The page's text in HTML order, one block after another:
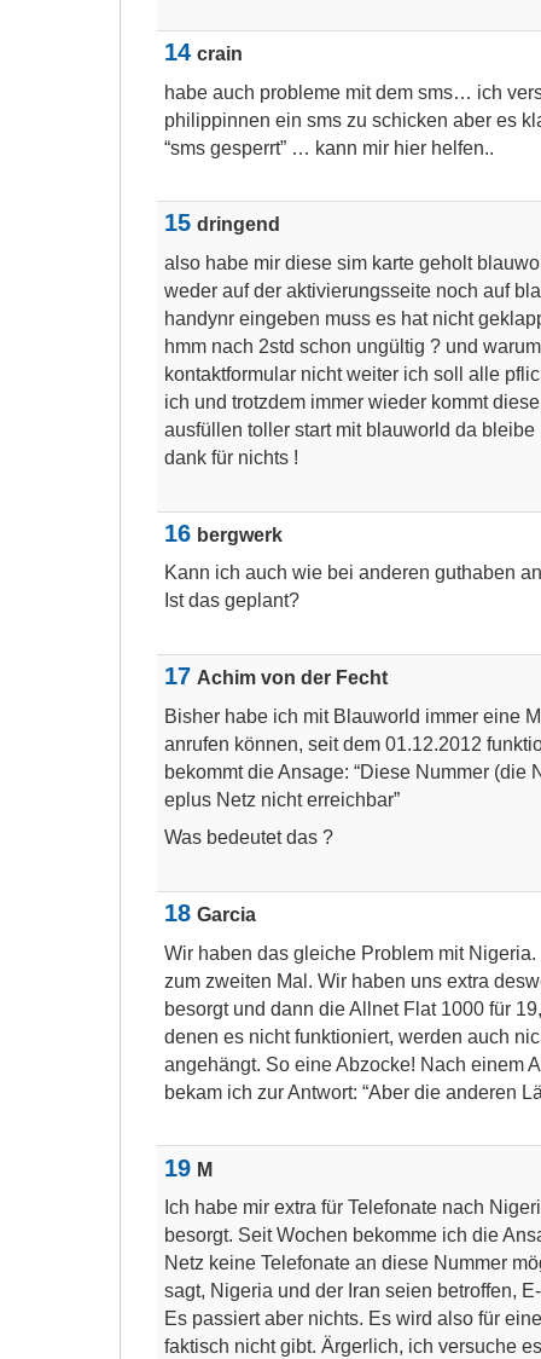
14 crain
habe auch probleme mit dem sms… ich
philippinnen ein sms zu schicken aber es
“sms gesperrt” … kann mir hier helfen..
15 dringend
also habe mir diese sim karte geholt
weder auf der aktivierungsseite noch auf
handynr eingeben muss es hat nicht
hmm nach 2std schon ungültig ? und
kontaktformular nicht weiter ich soll alle
ich und trotzdem immer wieder kommt
ausfüllen toller start mit blauworld da
dank für nichts !
16 bergwerk
Kann ich auch wie bei anderen guthaben
Ist das geplant?
17 Achim von der Fecht
Bisher habe ich mit Blauworld immer eine
anrufen können, seit dem 01.12.2012
bekommt die Ansage: “Diese Nummer (die
eplus Netz nicht erreichbar”
Was bedeutet das ?
18 Garcia
Wir haben das gleiche Problem mit
zum zweiten Mal. Wir haben uns extra
besorgt und dann die Allnet Flat 1000 für
denen es nicht funktioniert, werden auch
angehängt. So eine Abzocke! Nach einem
bekam ich zur Antwort: “Aber die anderen
19 M
Ich habe mir extra für Telefonate nach
besorgt. Seit Wochen bekomme ich die
Netz keine Telefonate an diese Nummer
sagt, Nigeria und der Iran seien betroffen,
Es passiert aber nichts. Es wird also für
faktisch nicht gibt. Ärgerlich, ich versuche